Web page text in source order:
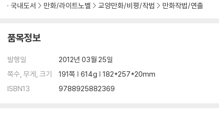
표지 캐릭터를 그리기까지/ 만화 원고 그리는 법
국내도서 만화/라이트노벨 교양만화/비평/작법 만화작법/연출
품목정보
발행일
2012년 03월 25일
쪽수, 무게, 크기
191쪽 | 614g | 182*257*20mm
ISBN13
9788925882369